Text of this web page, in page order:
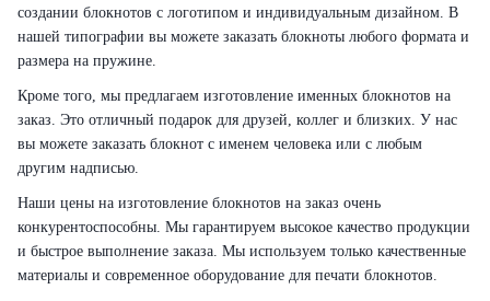
создании блокнотов с логотипом и индивидуальным дизайном. В
нашей типографии вы можете заказать блокноты любого формата и
размера на пружине.
Кроме того, мы предлагаем изготовление именных блокнотов на
заказ. Это отличный подарок для друзей, коллег и близких. У нас
вы можете заказать блокнот с именем человека или с любым
другим надписью.
Наши цены на изготовление блокнотов на заказ очень
конкурентоспособны. Мы гарантируем высокое качество продукции
и быстрое выполнение заказа. Мы используем только качественные
материалы и современное оборудование для печати блокнотов.